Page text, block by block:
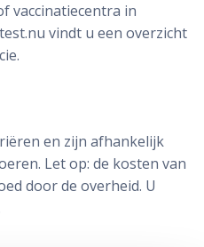
vaccinatiecentra in
vindt u een overzicht
en zijn afhankelijk
Let op: de kosten van
door de overheid. U